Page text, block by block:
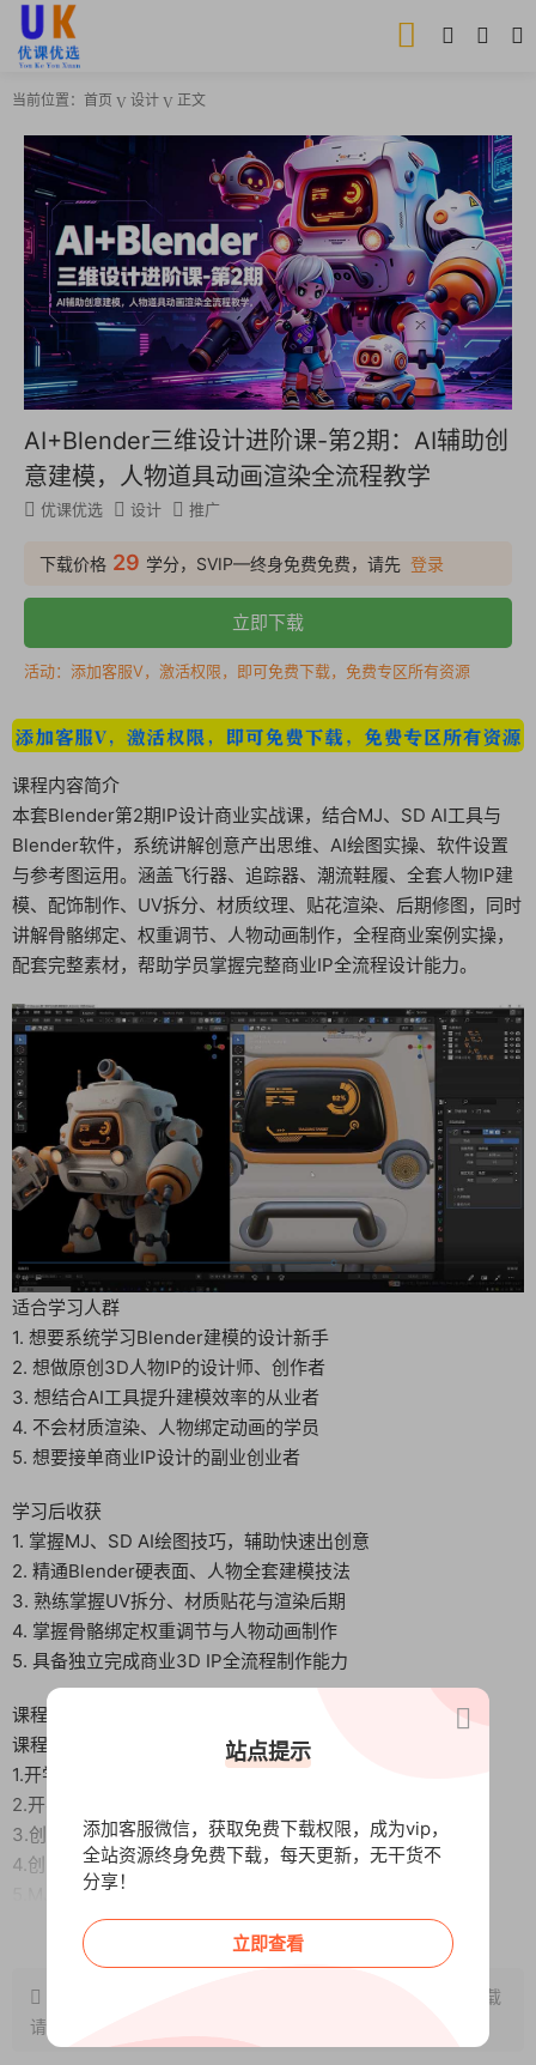
当前位置： 首页 设计 正文
AI+Blender三维设计进阶课-第2期：AI辅助创
意建模，人物道具动画渲染全流程教学
优课优选 设计 推广
下载价格 29 学分，SVIP—终身免费免费，请先 登录
立即下载
活动：添加客服V，激活权限，即可免费下载，免费专区所有资源
课程内容简介
本套Blender第2期IP设计商业实战课，结合MJ、SD AI工具与
Blender软件，系统讲解创意产出思维、AI绘图实操、软件设置
与参考图运用。涵盖飞行器、追踪器、潮流鞋履、全套人物IP建
模、配饰制作、UV拆分、材质纹理、贴花渲染、后期修图，同时
讲解骨骼绑定、权重调节、人物动画制作，全程商业案例实操，
配套完整素材，帮助学员掌握完整商业IP全流程设计能力。
适合学习人群
1. 想要系统学习Blender建模的设计新手
2. 想做原创3D人物IP的设计师、创作者
3. 想结合AI工具提升建模效率的从业者
4. 不会材质渲染、人物绑定动画的学员
5. 想要接单商业IP设计的副业创业者
学习后收获
1. 掌握MJ、SD AI绘图技巧，辅助快速出创意
2. 精通Blender硬表面、人物全套建模技法
3. 熟练掌握UV拆分、材质贴花与渲染后期
4. 掌握骨骼绑定权重调节与人物动画制作
5. 具备独立完成商业3D IP全流程制作能力
课程目录：
课程素材
1.开学典礼唠唠哇上第1段.mp4
2.开学典礼唠唠哇下第1段.mp4
3.创意产出的方法上第1段.mp4
4.创意产出的方法下第1段.mp4
5.MJ使用前的准备第1段.mp4
6.Mj主要功能点介绍第1段.mp4
7.Mjdjourney实操第1段.mp4
8.SD基本介绍第1段.mp4
9.SD和Blender结合开眼界第1段.mp4
10.SD实用技巧之扩图第1段.mp4
阅读全文
，转载
请注明出处~~~
站点提示
添加客服微信，获取免费下载权限，成为vip，
全站资源终身免费下载，每天更新，无干货不
分享！
立即查看